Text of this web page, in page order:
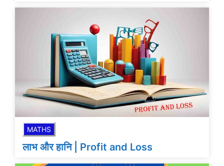
MATHS
लाभ और हानि | Profit and Loss